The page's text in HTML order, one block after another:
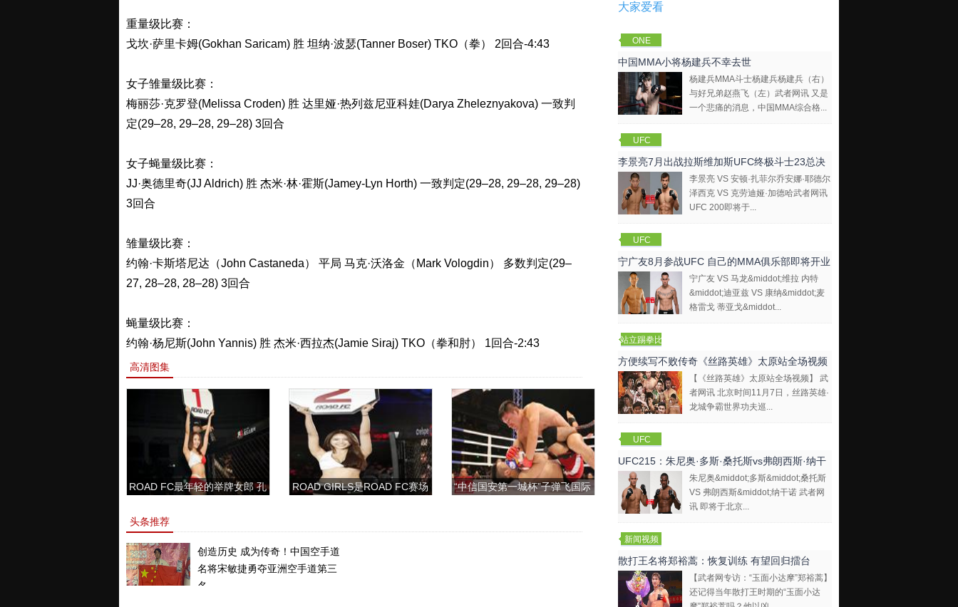
重量级比赛：
戈坎·萨里卡姆(Gokhan Saricam) 胜 坦纳·波瑟(Tanner Boser) TKO（拳） 2回合-4:43
女子雏量级比赛：
梅丽莎·克罗登(Melissa Croden) 胜 达里娅·热列兹尼亚科娃(Darya Zheleznyakova) 一致判
定(29–28, 29–28, 29–28) 3回合
女子蝇量级比赛：
JJ·奥德里奇(JJ Aldrich) 胜 杰米·林·霍斯(Jamey-Lyn Horth) 一致判定(29–28, 29–28, 29–28)
3回合
雏量级比赛：
约翰·卡斯塔尼达（John Castaneda） 平局 马克·沃洛金（Mark Vologdin） 多数判定(29–
27, 28–28, 28–28) 3回合
蝇量级比赛：
约翰·杨尼斯(John Yannis) 胜 杰米·西拉杰(Jamie Siraj) TKO（拳和肘） 1回合-2:43
高清图集
ROAD FC最年轻的举牌女郎 孔
ROAD GIRLS是ROAD FC赛场
“中信国安第一城杯”子弹飞国际
头条推荐
创造历史 成为传奇！中国空手道
名将宋敏捷勇夺亚洲空手道第三
名。
大家爱看
ONE
Champions
hip
中国MMA小将杨建兵不幸去世
杨建兵MMA斗士杨建兵杨建兵（右）
与好兄弟赵燕飞（左）武者网讯 又是
一个悲痛的消息，中国MMA综合格...
UFC
李景亮7月出战拉斯维加斯UFC终极斗士23总决
李景亮 VS 安顿·扎菲尔乔安娜·耶德尔
泽西克 VS 克劳迪娅·加德哈武者网讯
UFC 200即将于...
UFC
宁广友8月参战UFC 自己的MMA俱乐部即将开业
宁广友 VS 马龙&middot;维拉 内特
&middot;迪亚兹 VS 康纳&middot;麦
格雷戈 蒂亚戈&middot...
站立踢拳比
赛视频
方便续写不败传奇《丝路英雄》太原站全场视频
【《丝路英雄》太原站全场视频】 武
者网讯 北京时间11月7日，丝路英雄·
龙城争霸世界功夫巡...
UFC
UFC215：朱尼奥·多斯·桑托斯vs弗朗西斯·纳干
朱尼奥&middot;多斯&middot;桑托斯
VS 弗朗西斯&middot;纳干诺 武者网
讯 即将于北京...
新闻视频
散打王名将郑裕蒿：恢复训练 有望回归擂台
【武者网专访：“玉面小达摩”郑裕蒿】
还记得当年散打王时期的“玉面小达